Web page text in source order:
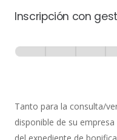
Inscripción con
-
de
Bonificación
Tanto para la consulta/
disponible de su